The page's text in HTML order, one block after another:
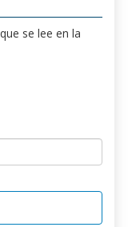
se lee en la